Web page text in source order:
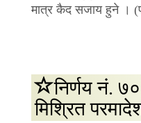
मात्र कैद सजाय हुने ।
निर्णय नं.
मिश्रित